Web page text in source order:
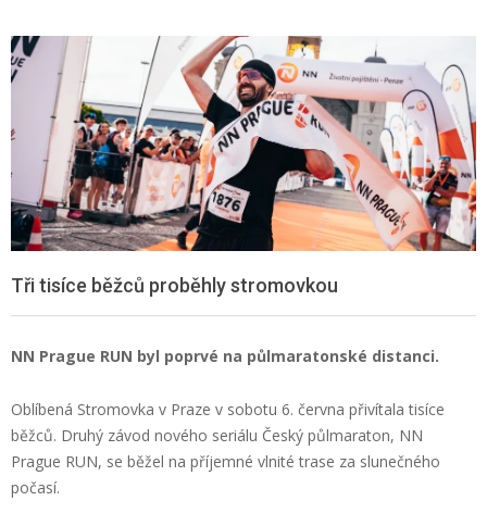
Tři tisíce běžců proběhly stromovkou
NN Prague RUN byl poprvé na půlmaratonské distanci.
Oblíbená Stromovka v Praze v sobotu 6. června přivítala tisíce
běžců. Druhý závod nového seriálu Český půlmaraton, NN
Prague RUN, se běžel na příjemné vlnité trase za slunečného
počasí.